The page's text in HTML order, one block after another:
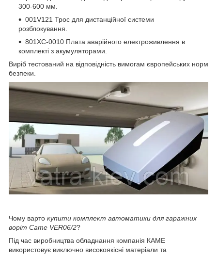
300-600 мм.
001V121 Трос для дистанційної системи
розблокування.
801XC-0010 Плата аварійного електроживлення в
комплекті з акумуляторами.
Виріб тестований на відповідність вимогам європейських норм
безпеки.
Чому варто купити комплект автоматики для гаражних
воріт Came VER06/2?
Під час виробництва обладнання компанія КАМЕ
використовує виключно високоякісні матеріали та